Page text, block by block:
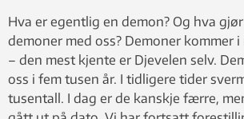
Hva er egentlig en demon? Og hva
demoner med oss? Demoner kommer
– den mest kjente er Djevelen selv.
oss i fem tusen år. I tidligere tider
tusentall. I dag er de kanskje færre,